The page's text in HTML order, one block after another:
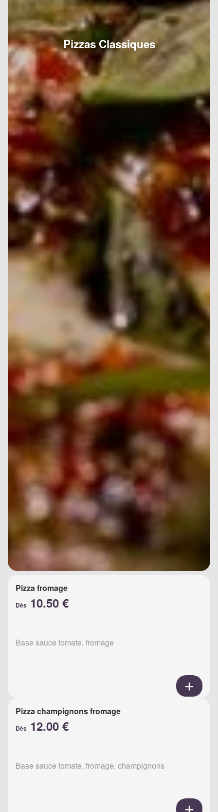
Pizzas Classiques
Pizza fromage
Dès 10.50 €
Base sauce tomate, fromage
Pizza champignons fromage
Dès 12.00 €
Base sauce tomate, fromage, champignons